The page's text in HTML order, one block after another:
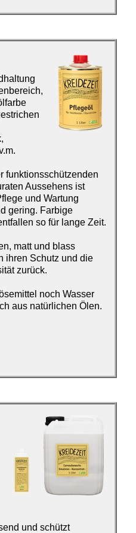
funktions­schützenden
Aussehens ist
und Wartung
gering. Farbige
so für lange Zeit.
matt und blass
ihren Schutz und die
zurück.
noch Wasser
aus natürlichen Ölen.
und schützt